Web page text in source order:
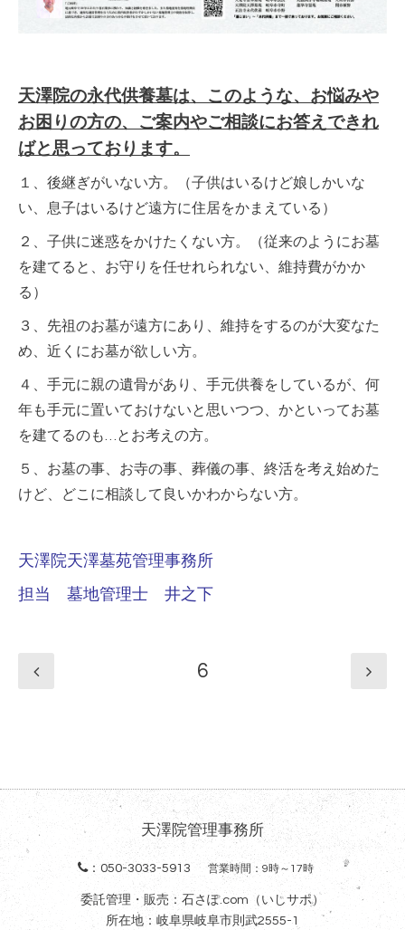
天澤院の永代供養墓は、このような、お悩みや
お困りの方の、ご案内やご相談にお答えできれ
ばと思っております。
１、後継ぎがいない方。（子供はいるけど娘しかいな
い、息子はいるけど遠方に住居をかまえている）
２、子供に迷惑をかけたくない方。（従来のようにお墓
を建てると、お守りを任せれられない、維持費がかか
る）
３、先祖のお墓が遠方にあり、維持をするのが大変なた
め、近くにお墓が欲しい方。
４、手元に親の遺骨があり、手元供養をしているが、何
年も手元に置いておけないと思いつつ、かといってお墓
を建てるのも…とお考えの方。
５、お墓の事、お寺の事、葬儀の事、終活を考え始めた
けど、どこに相談して良いかわからない方。
天澤院天澤墓苑管理事務所
担当 墓地管理士 井之下
6
天澤院管理事務所
： 050-3033-5913 営業時間：9時～17時
委託管理・販売：石さぽ.com（いしサポ）
所在地：岐阜県岐阜市則武2555-1